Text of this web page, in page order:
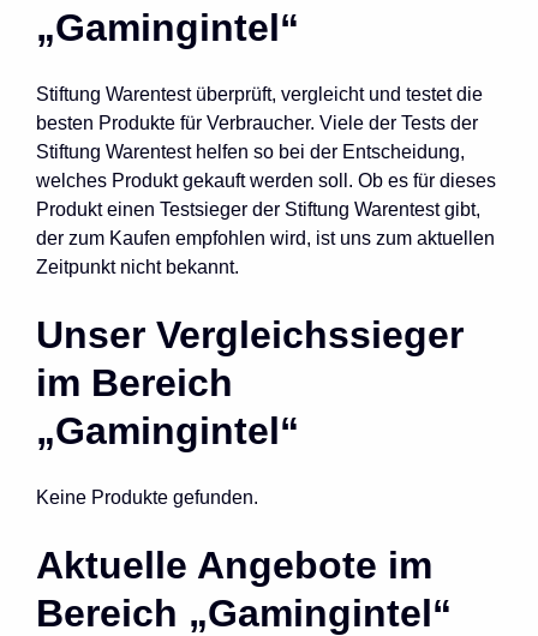
„Gamingintel“
Stiftung Warentest überprüft, vergleicht und testet die
besten Produkte für Verbraucher. Viele der Tests der
Stiftung Warentest helfen so bei der Entscheidung,
welches Produkt gekauft werden soll. Ob es für dieses
Produkt einen Testsieger der Stiftung Warentest gibt,
der zum Kaufen empfohlen wird, ist uns zum aktuellen
Zeitpunkt nicht bekannt.
Unser Vergleichssieger
im Bereich
„Gamingintel“
Keine Produkte gefunden.
Aktuelle Angebote im
Bereich „Gamingintel“